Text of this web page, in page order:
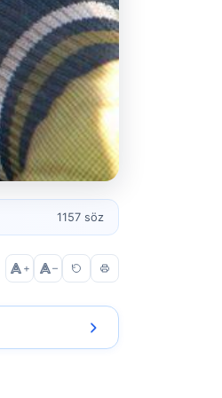
1157 söz
+ –